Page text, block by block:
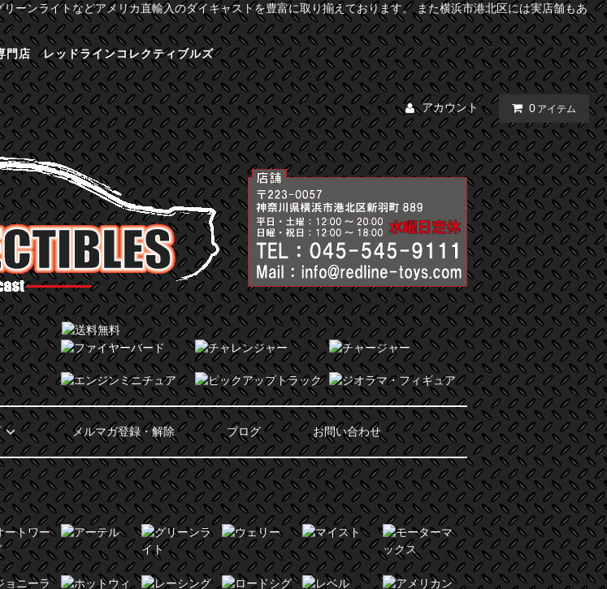
ーンライトなどアメリカ直輸入のダイキャストを豊富に取り揃えております。 また横浜市港北区には実店舗もあ
門店 レッドラインコレクティブルズ
アカウント 0 アイテム
メルマガ登録・解除 ブログ お問い合わせ